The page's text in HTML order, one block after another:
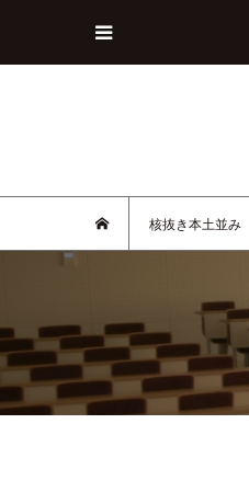
核抜き本土並み